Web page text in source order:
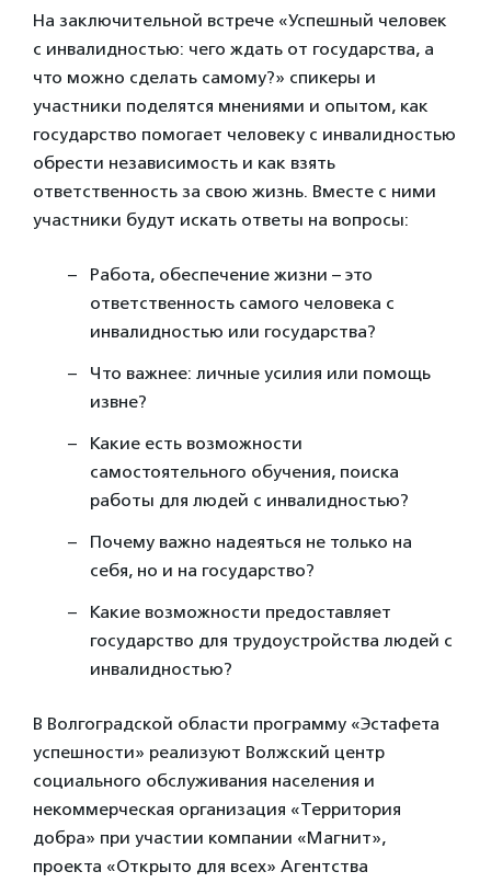
На заключительной встрече «Успешный человек
с инвалидностью: чего ждать от государства, а
что можно сделать самому?» спикеры и
участники поделятся мнениями и опытом, как
государство помогает человеку с инвалидностью
обрести независимость и как взять
ответственность за свою жизнь. Вместе с ними
участники будут искать ответы на вопросы:
Работа, обеспечение жизни – это
ответственность самого человека с
инвалидностью или государства?
Что важнее: личные усилия или помощь
извне?
Какие есть возможности
самостоятельного обучения, поиска
работы для людей с инвалидностью?
Почему важно надеяться не только на
себя, но и на государство?
Какие возможности предоставляет
государство для трудоустройства людей с
инвалидностью?
В Волгоградской области программу «Эстафета
успешности» реализуют Волжский центр
социального обслуживания населения и
некоммерческая организация «Территория
добра» при участии компании «Магнит»,
проекта «Открыто для всех» Агентства